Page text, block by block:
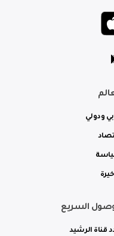
ودولي
السريع
قناة الرشيد